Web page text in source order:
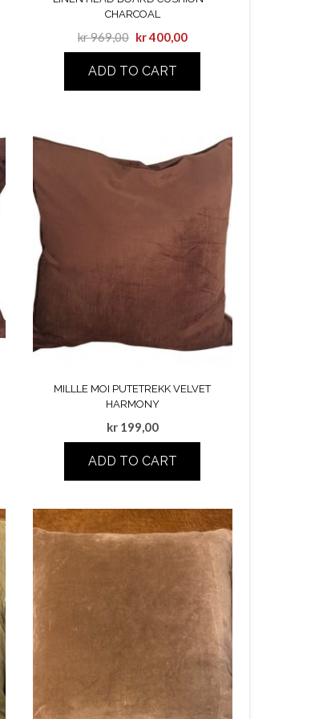
CHARCOAL
kr969,00 kr400,00
ADD TO CART
MILLLE MOI PUTETREKK VELVET
HARMONY
kr199,00
ADD TO CART